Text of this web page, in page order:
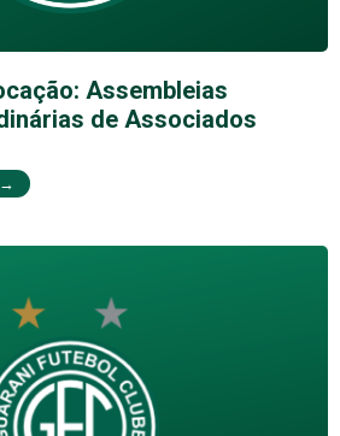
Assembleias
de Associados
→